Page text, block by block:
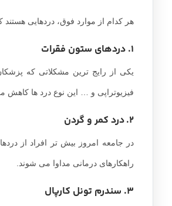
هر کدام از موارد فوق، دردهایی
1. دردهای ستون فقرات
یکی از رایج ترین مشکلاتی که
فیزیوتراپی و … این نوع درد ها کاهش می
2. درد کمر و گردن
در جامعه امروز بیش تر افراد از
راهکارهای درمانی مداوا می شوند.
3. سندرم تونل کارپال